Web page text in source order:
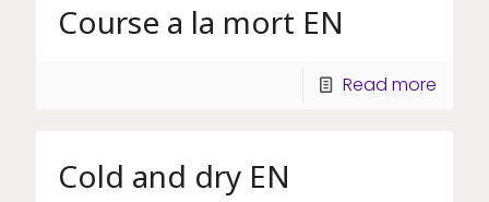
Course a la mort EN
Read more
Cold and dry EN